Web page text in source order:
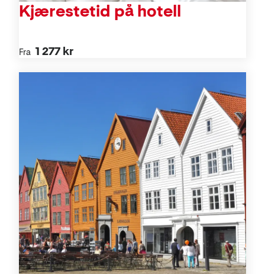
Kjærestetid på hotell
Fra 1 277 kr